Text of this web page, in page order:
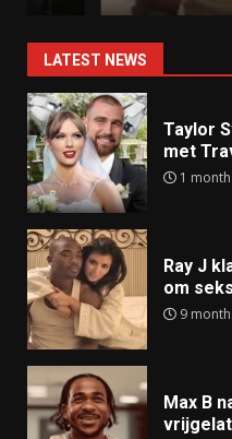
LATEST NEWS
Taylor
met
1
Ray J
om
9
Max B